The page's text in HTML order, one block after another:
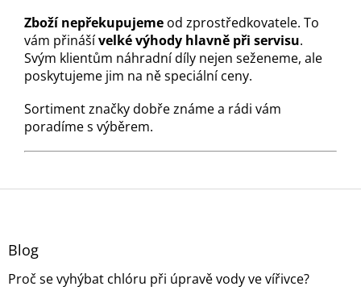
Zboží nepřekupujeme od zprostředkovatele. To
vám přinášívelké výhody hlavně při servisu.
Svým klientům náhradní díly nejen seženeme, ale
poskytujeme jim na ně speciální ceny.
Sortiment značky dobře známe a rádi vám
poradíme s výběrem.
Z
Blog
Proč se vyhýbat chlóru při úpravě vody ve vířivce?